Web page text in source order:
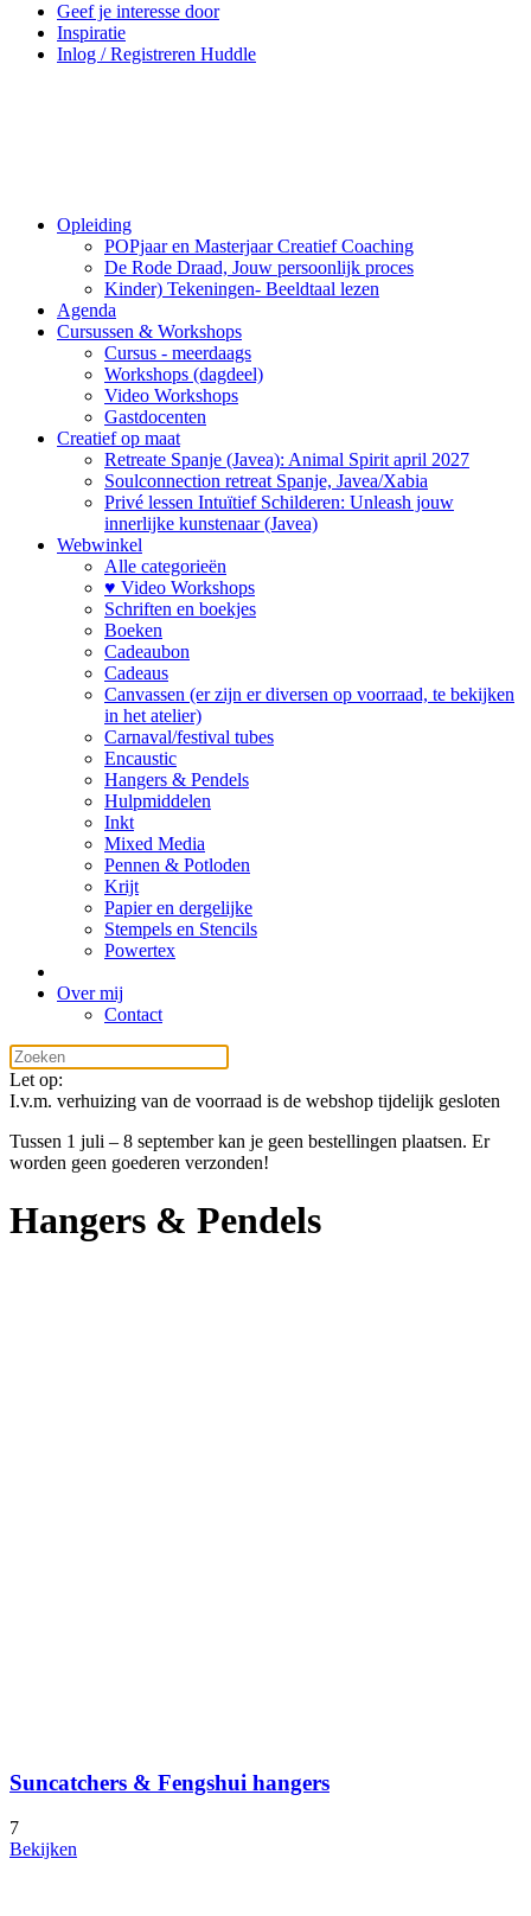
Geef je interesse door
Inspiratie
Inlog / Registreren Huddle
Opleiding
POPjaar en Masterjaar Creatief Coaching
De Rode Draad, Jouw persoonlijk proces
Kinder) Tekeningen- Beeldtaal lezen
Agenda
Cursussen & Workshops
Cursus - meerdaags
Workshops (dagdeel)
Video Workshops
Gastdocenten
Creatief op maat
Retreate Spanje (Javea): Animal Spirit april 2027
Soulconnection retreat Spanje, Javea/Xabia
Privé lessen Intuïtief Schilderen: Unleash jouw
innerlijke kunstenaar (Javea)
Webwinkel
Alle categorieën
♥ Video Workshops
Schriften en boekjes
Boeken
Cadeaubon
Cadeaus
Canvassen (er zijn er diversen op voorraad, te bekijken
in het atelier)
Carnaval/festival tubes
Encaustic
Hangers & Pendels
Hulpmiddelen
Inkt
Mixed Media
Pennen & Potloden
Krijt
Papier en dergelijke
Stempels en Stencils
Powertex
Over mij
Contact
Let op:
I.v.m. verhuizing van de voorraad is de webshop tijdelijk gesloten
Tussen 1 juli – 8 september kan je geen bestellingen plaatsen. Er
worden geen goederen verzonden!
Hangers & Pendels
Suncatchers & Fengshui hangers
7
Bekijken